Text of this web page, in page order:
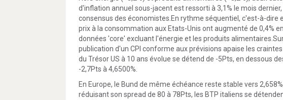
d'inflation annuel sous-jacent est ressorti à 3,1% le mois
consensus des économistes.En rythme séquentiel, c'est-à-dire
prix à la consommation aux Etats-Unis ont augmenté de 0,4%
données 'core' excluant l'énergie et les produits
publication d'un CPI conforme aux prévisions apaise les
du Trésor US à 10 ans évolue se détend de -5Pts, en dessous
-2,7Pts à 4,6500%.
En Europe, le Bund de même échéance reste stable vers
réduisant son spread de 80 à 78Pts, les BTP italiens se